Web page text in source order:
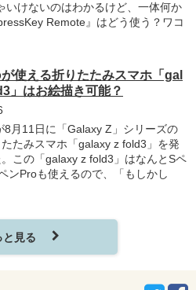
いけないのはわかるけど、一体何か
Remote』はどう使う？ワコ
使える折りたたみスマホ「gal
」はお絵描き可能？
8月11日に「Galaxy Z」シリーズの
たみスマホ「galaxy z fold3」を発
この「galaxy z fold3」はなんとSペ
ンProも使えるので、「もしかし
と見る